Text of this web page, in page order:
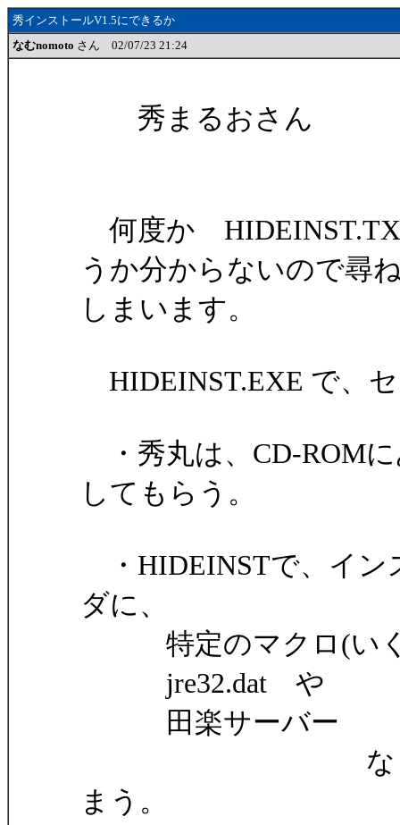
秀インストールV1.5にできるか
なむnomoto さん 02/07/23 21:24
秀まるおさん
何度か
うか分からないので尋
しまいます。
HIDEINST.EXE で、
・秀丸は、CD-ROM
してもらう。
・HIDEINSTで、イン
ダに、
特定のマクロ(い
jre32.dat や
田楽サーバー
など数種のフ
まう。